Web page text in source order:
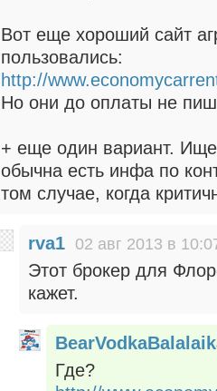
Вот еще хороший сайт
пользовались:
http://
Но они до оплаты не
+ еще один вариант.
обычна есть инфа по
том случае, когда
rva1 02 авг 2013 в
Этот брокер для
кажет.
Где?